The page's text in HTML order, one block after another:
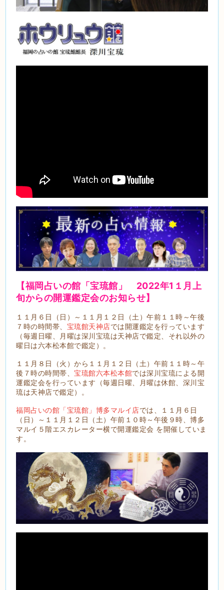
【福岡占いの館「宝琉館」 2022年1１ 月上
旬からの開運鑑定会のお知らせ】
１１月６日（日）～１１月１２日（土）午前１１時～午後
７時の時間帯、 宝琉館天神店では開運鑑定を行っています
（毎週日曜、月曜は深川宝琉は天神店で鑑定、それ以外の
曜日は六本松本館で鑑定）。
１１月８日（火）から１１月１２日（土）午前１１時～午
後７時の時間帯、宝琉館六本松本館では深川宝琉による開
運鑑定会を行っています（毎週日曜、月曜は休館、深川宝
琉は天神店で鑑定）。
福岡占いの館「宝琉館」博多マルイ店では、１１月６日
（日）～１１月１２日（土）午前１０時～午後９時、博多
マルイ５階エスカレーター横で開運鑑定会 を開催していま
す。